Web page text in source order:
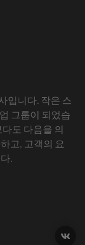
입니다. 작은 스
그룹이 되었습
도 다음을 의
고, 고객의 요
.